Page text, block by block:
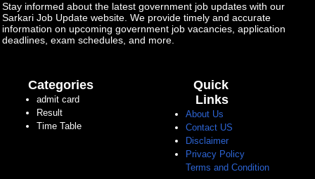
Stay informed about the latest government job updates with our
Sarkari Job Update website. We provide timely and accurate
information on upcoming government job vacancies, application
deadlines, exam schedules, and more.
Categories
admit card
Result
Time Table
Quick
Links
About Us
Contact US
Disclaimer
Privacy Policy
Terms and Condition